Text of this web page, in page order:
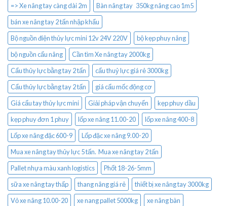
=> Xe nâng tay càng dài 2m
Bàn nâng tay 350kg nâng cao 1m5
bán xe nâng tay 2 tấn nhập khẩu
Bộ nguồn điện thủy lực mini 12v 24V 220V
bộ kẹp phuy nâng
bộ nguồn cẩu nâng
Cần tìm Xe nâng tay 2000kg
Cẩu thủy lực bằng tay 2 tấn
cẩu thuỷ lực giá rẻ 3000kg
Cẩu thủy lực bằng tay 2 tấn
giá cẩu mốc động cơ
Giá cẩu tay thủy lực mini
Giải pháp vận chuyển
kẹp phuy dầu
kẹp phuy đơn 1 phuy
lốp xe nâng 11.00-20
lốp xe nâng 400-8
Lốp xe nâng đặc 600-9
Lốp đặc xe nâng 9.00-20
Mua xe nâng tay thủy lực 5 tấn. Mua xe nâng tay 2 tấn
Pallet nhựa màu xanh logistics
Phốt 18-26-5mm
sữa xe nâng tay thấp
thang nâng giá rẻ
thiết bị xe nâng tay 3000kg
Vỏ xe nâng 10.00-20
xe nang pallet 5000kg
xe nâng bàn